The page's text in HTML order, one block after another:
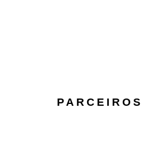
PARCEIROS